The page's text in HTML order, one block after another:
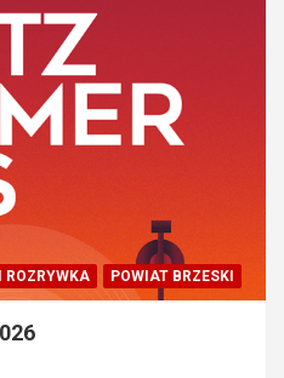
ROZRYWKA POWIAT BRZESKI